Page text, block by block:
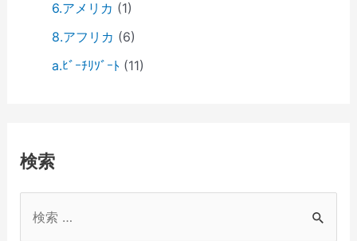
6.アメリカ (1)
8.アフリカ (6)
a.ﾋﾞｰﾁﾘｿﾞｰﾄ (11)
検索